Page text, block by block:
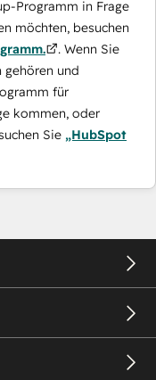
Programm in Frage
möchten, besuchen
. Wenn Sie
gehören und
für
kommen, oder
Sie „HubSpot